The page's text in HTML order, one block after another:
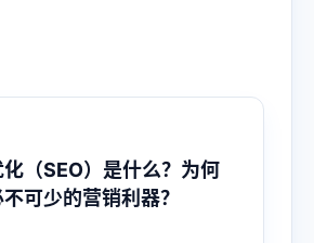
（SEO）是什么？为何
可少的营销利器？